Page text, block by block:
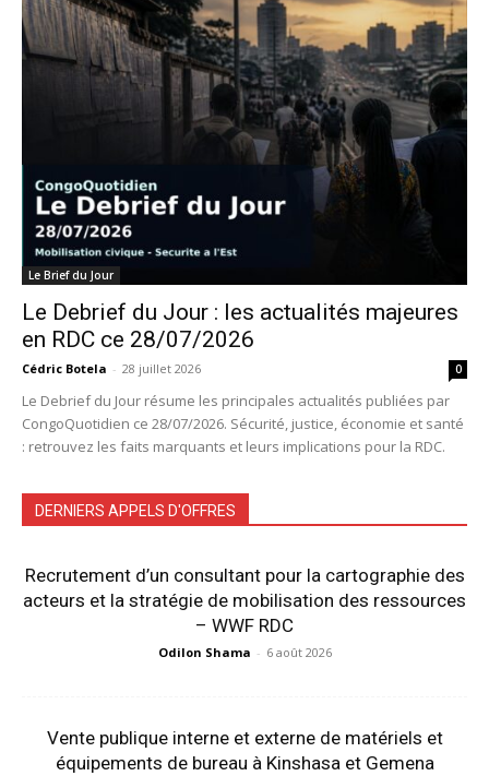
Le Brief du Jour
Le Debrief du Jour : les actualités majeures
en RDC ce 28/07/2026
Cédric Botela - 28 juillet 2026 0
Le Debrief du Jour résume les principales actualités publiées par
CongoQuotidien ce 28/07/2026. Sécurité, justice, économie et santé
: retrouvez les faits marquants et leurs implications pour la RDC.
DERNIERS APPELS D'OFFRES
Recrutement d’un consultant pour la cartographie des
acteurs et la stratégie de mobilisation des ressources
– WWF RDC
Odilon Shama - 6 août 2026
Vente publique interne et externe de matériels et
équipements de bureau à Kinshasa et Gemena